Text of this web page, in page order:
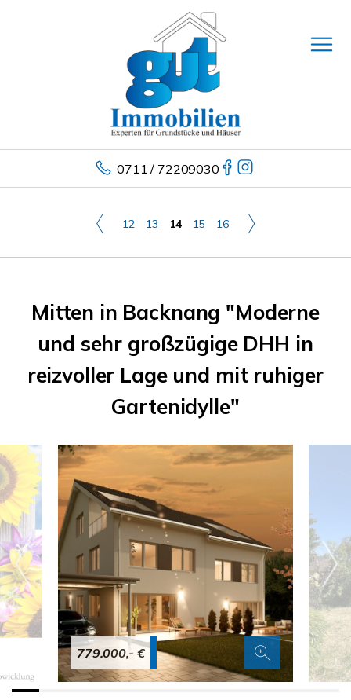
0711 / 72209030
12 13 14 15 16
Mitten in Backnang "Moderne
und sehr großzügige DHH in
reizvoller Lage und mit ruhiger
Gartenidylle"
779.000,- €